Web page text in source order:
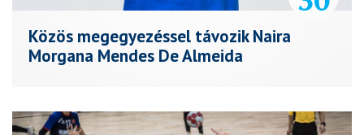
Közös megegyezéssel távozik Naira
Morgana Mendes De Almeida